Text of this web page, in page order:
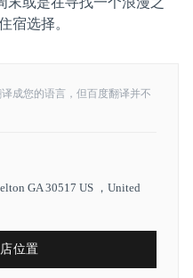
宿选择。
成您的语言，但百度翻译并不
GA 30517 US ，United
位置